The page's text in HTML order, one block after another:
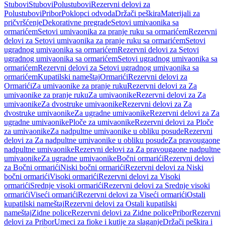
StuboviStuboviPolustuboviRezervni delovi za
PolustuboviPriborPoklopci odvodaDržači peškiraMaterijali za
pričvršćenjeDekorativne pregradeSetovi umivaonika sa
ormarićemSetovi umivaonika za pranje ruku sa ormarićemRezervni
delovi za Setovi umivaonika za pranje ruku sa ormarićemSetovi
ugradnog umivaonika sa ormarićemRezervni delovi za Setovi
ugradnog umivaonika sa ormarićemSetovi ugradnog umivaonika sa
ormarićemRezervni delovi za Setovi ugradnog umivaonika sa
ormarićemKupatilski nameštajOrmarićiRezervni delovi za
OrmarićiZa umivaonike za pranje rukuRezervni delovi za Za
umivaonike za pranje rukuZa umivaonikeRezervni delovi za Za
umivaonikeZa dvostruke umivaonikeRezervni delovi za Za
dvostruke umivaonikeZa ugradne umivaonikeRezervni delovi za Za
ugradne umivaonikePloče za umivaonikeRezervni delovi za Ploče
za umivaonikeZa nadpultne umivaonike u obliku posudeRezervni
delovi za Za nadpultne umivaonike u obliku posudeZa pravougaone
nadpultne umivaonikeRezervni delovi za Za pravougaone nadpultne
umivaonikeZa ugradne umivaonikeBočni ormarićiRezervni delovi
za Bočni ormarićiNiski bočni ormarićiRezervni delovi za Niski
bočni ormarićiVisoki ormarićiRezervni delovi za Visoki
ormarićiSrednje visoki ormarićiRezervni delovi za Srednje visoki
ormarićiViseći ormarićiRezervni delovi za Viseći ormarićiOstali
kupatilski nameštajRezervni delovi za Ostali kupatilski
nameštajZidne policeRezervni delovi za Zidne policePriborRezervni
delovi za PriborUmeci za fioke i kutije za slaganjeDržači peškira i